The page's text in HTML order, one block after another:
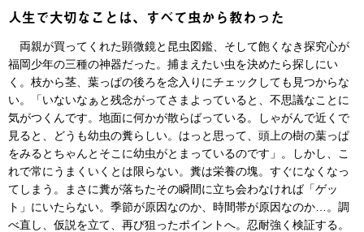
人生で大切なことは、すべて虫から教わった
両親が買ってくれた顕微鏡と昆虫図鑑、そして飽くなき探究心が
福岡少年の三種の神器だった。捕まえたい虫を決めたら探しにい
く。枝から茎、葉っぱの後ろを念入りにチェックしても見つからな
い。「いないなぁと残念がってさまよっていると、不思議なことに
気がつくんです。地面に何かが散らばっている。しゃがんで近くで
見ると、どうも幼虫の糞らしい。はっと思って、頭上の樹の葉っぱ
をみるとちゃんとそこに幼虫がとまっているのです」。しかし、こ
れで常にうまくいくとは限らない。糞は栄養の塊。すぐになくなっ
てしまう。まさに糞が落ちたその瞬間に立ち会わなければ「ゲッ
ト」にいたらない。季節が原因なのか、時間帯が原因なのか…。調
べ直し、仮説を立て、再び狙ったポイントへ。忍耐強く検証する。